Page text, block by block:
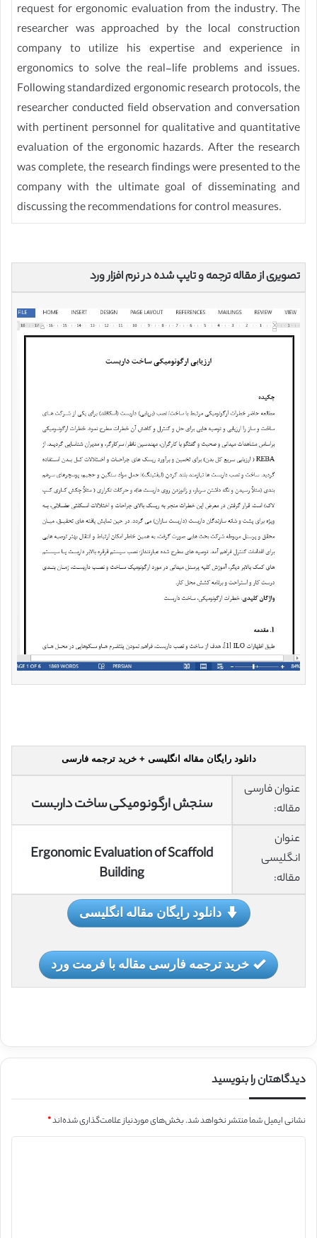
request for ergonomic evaluation from the industry. The
researcher was approached by the local construction
company to utilize his expertise and experience in
ergonomics to solve the real-life problems and issues.
Following standardized ergonomic research protocols, the
researcher conducted field observation and conversation
with pertinent personnel for qualitative and quantitative
evaluation of the ergonomic hazards. After the research
was complete, the research findings were presented to the
company with the ultimate goal of disseminating and
discussing the recommendations for control measures.
تصویری از مقاله ترجمه و تایپ شده در نرم افزار ورد
دانلود رایگان مقاله انگلیسی + خرید ترجمه فارسی
عنوان فارسی
مقاله:
سنجش ارگونومیکی ساخت داربست
عنوان
انگلیسی
مقاله:
Ergonomic Evaluation of Scaffold
Building
دانلود رایگان مقاله انگلیسی
خرید ترجمه فارسی مقاله با فرمت ورد
دیدگاهتان را بنویسید
نشانی ایمیل شما منتشر نخواهد شد.بخش‌های موردنیاز علامت‌گذاری شده‌اند*